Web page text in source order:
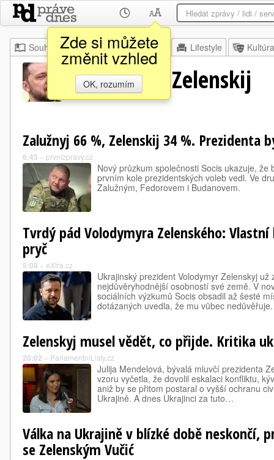
Zde si můžete
změnit vzhled
OK, rozumím
Souhrn Moje Z domova Lifestyle Kultúra
Volodymyr Zelenskij
Zalužnyj 66 %, Zelenskij 34 %. Prezidenta
6:45 » prvnízprávy.cz
Nový průzkum společnosti Socis ukazuje, že
prvním kole prezidentských voleb vedl. Ve
Zalužným, Fedorovem i Budanovem.
Tvrdý pád Volodymyra Zelenského:
pryč
5:08 » eXtra.cz
Ukrajinský prezident Volodymyr Zelenskyj už
nejdůvěryhodnější osobností své země. V
sociálních výzkumů Socis obsadil až šesté
dotázaných uvedla, že mu vůbec
Zelenskyj musel vědět, co přijde. Kritika
20:02 » ParlamentniListy.cz
Julija Mendelová, bývalá mluvčí prezidenta
vzoru vyčetla, že dovolil eskalaci konfliktu,
aniž by se přitom postaral o vyšší ochranu
Ukrajině. A dnes Ukrajinci za tuto…
Válka na Ukrajině v blízké době neskončí,
se Zelenským Vučić